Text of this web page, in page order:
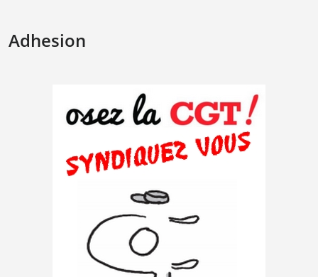
Adhesion